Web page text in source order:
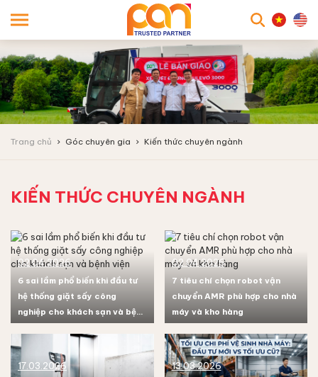
Trang chủ Góc chuyên gia Kiến thức chuyên ngành
KIẾN THỨC CHUYÊN NGÀNH
02.04.2026
6 sai lầm phổ biến khi đầu tư
hệ thống giặt sấy công
nghiệp cho khách sạn và bệnh
02.04.2026
7 tiêu chí chọn robot vận
chuyển AMR phù hợp cho nhà
máy và kho hàng
17.03.2026 13.03.2026